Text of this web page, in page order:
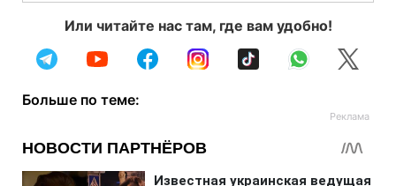
Или читайте нас там, где вам удобно!
Больше по теме: